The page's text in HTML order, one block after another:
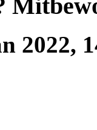
2022,